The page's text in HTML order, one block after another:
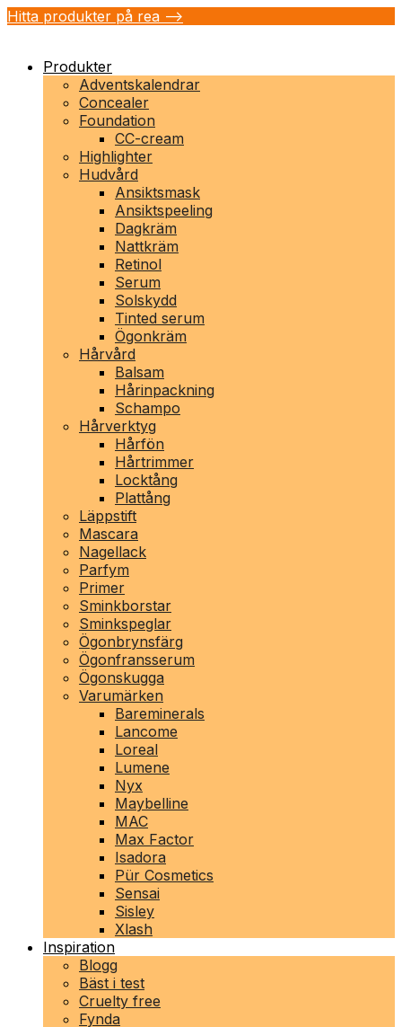
Hitta produkter på rea -->
Produkter
Adventskalendrar
Concealer
Foundation
CC-cream
Highlighter
Hudvård
Ansiktsmask
Ansiktspeeling
Dagkräm
Nattkräm
Retinol
Serum
Solskydd
Tinted serum
Ögonkräm
Hårvård
Balsam
Hårinpackning
Schampo
Hårverktyg
Hårfön
Hårtrimmer
Locktång
Plattång
Läppstift
Mascara
Nagellack
Parfym
Primer
Sminkborstar
Sminkspeglar
Ögonbrynsfärg
Ögonfransserum
Ögonskugga
Varumärken
Bareminerals
Lancome
Loreal
Lumene
Nyx
Maybelline
MAC
Max Factor
Isadora
Pür Cosmetics
Sensai
Sisley
Xlash
Inspiration
Blogg
Bäst i test
Cruelty free
Fynda